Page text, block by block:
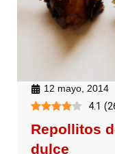
12 mayo, 2014
4.1 (
Repollitos
dulce